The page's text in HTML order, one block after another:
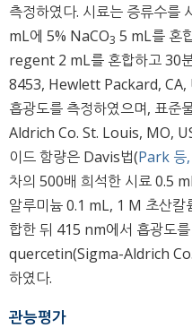
측정하였다. 시료는 증류수를
mL에 5% NaCO3 5 mL를 혼
regent 2 mL를 혼합하고 30
8453, Hewlett Packard, CA,
흡광도를 측정하였으며, 표
Aldrich Co. St. Louis, MO,
이드 함량은 Davis법(Park 등
차의 500배 희석한 시료 0.5
알루미늄 0.1 mL, 1 M 초산
합한 뒤 415 nm에서 흡광도
quercetin(Sigma-Aldrich
하였다.
관능평가